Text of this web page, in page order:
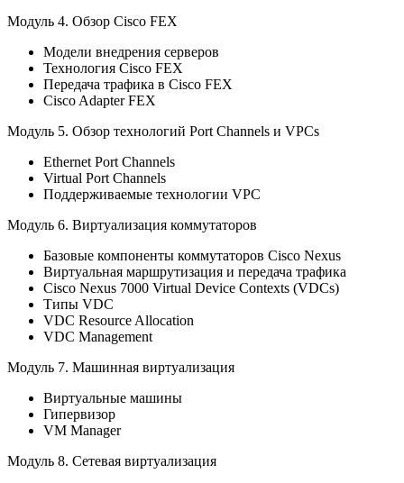
Модуль 4. Обзор Cisco FEX
Модели внедрения серверов
Технология Cisco FEX
Передача трафика в Cisco FEX
Cisco Adapter FEX
Модуль 5. Обзор технологий Port Channels и VPCs
Ethernet Port Channels
Virtual Port Channels
Поддерживаемые технологии VPC
Модуль 6. Виртуализация коммутаторов
Базовые компоненты коммутаторов Cisco Nexus
Виртуальная маршрутизация и передача трафика
Cisco Nexus 7000 Virtual Device Contexts (VDCs)
Типы VDC
VDC Resource Allocation
VDC Management
Модуль 7. Машинная виртуализация
Виртуальные машины
Гипервизор
VM Manager
Модуль 8. Сетевая виртуализация